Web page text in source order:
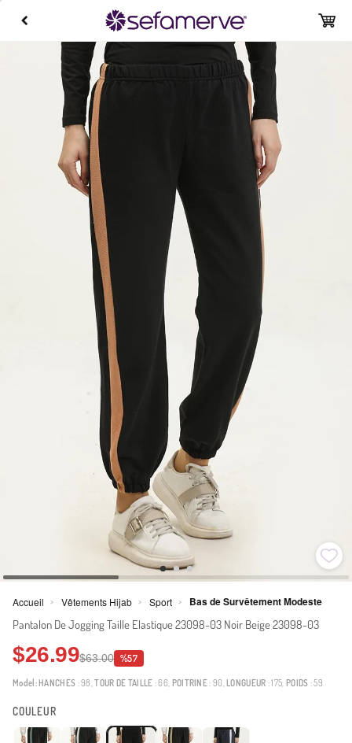
Accueil > Vêtements Hijab > Sport > Bas de Survêtement Modeste
Pantalon De Jogging Taille Elastique 23098-03 Noir Beige 23098-03
$26.99$63.00 %57
Model: HANCHES : 98,TOUR DE TAILLE : 66, POITRINE: 90, LONGUEUR : 175, POIDS : 59
COULEUR